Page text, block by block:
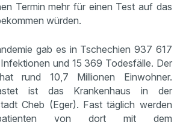
Termin mehr für einen Test auf das
würden.
gab es in Tschechien 937 617
und 15 369 Todesfälle. Der
rund 10,7 Millionen Einwohner.
ist das Krankenhaus in der
Cheb (Eger). Fast täglich werden
von dort mit dem